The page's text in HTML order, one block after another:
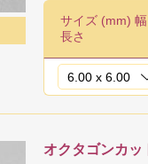
サイズ (mm) 幅
長さ
オクタゴンカッ